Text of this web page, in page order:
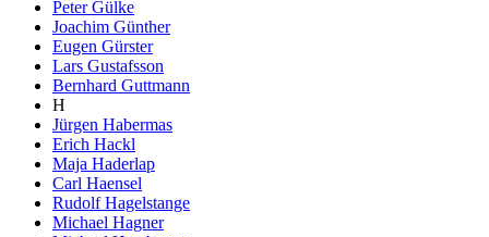
Peter Gülke
Joachim Günther
Eugen Gürster
Lars Gustafsson
Bernhard Guttmann
H
Jürgen Habermas
Erich Hackl
Maja Haderlap
Carl Haensel
Rudolf Hagelstange
Michael Hagner